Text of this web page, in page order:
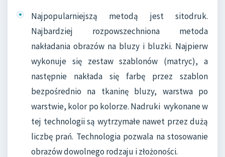
Najpopularniejszą metodą jest sitodruk.
Najbardziej rozpowszechniona metoda
nakładania obrazów na bluzy i bluzki. Najpierw
wykonuje się zestaw szablonów (matryc), a
następnie nakłada się farbę przez szablon
bezpośrednio na tkaninę bluzy, warstwa po
warstwie, kolor po kolorze. Nadruki wykonane w
tej technologii są wytrzymałe nawet przez dużą
liczbę prań. Technologia pozwala na stosowanie
obrazów dowolnego rodzaju i złożoności.